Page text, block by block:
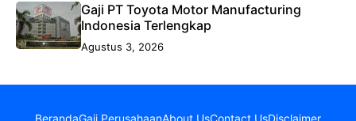
Gaji PT Toyota Motor Manufacturing
Indonesia Terlengkap
Agustus 3, 2026
BerandaGaji PerusahaanAbout UsContact UsDisclaimer